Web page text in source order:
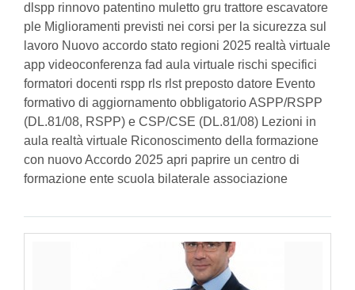
dlspp rinnovo patentino muletto gru trattore escavatore
ple Miglioramenti previsti nei corsi per la sicurezza sul
lavoro Nuovo accordo stato regioni 2025 realtà virtuale
app videoconferenza fad aula virtuale rischi specifici
formatori docenti rspp rls rlst preposto datore Evento
formativo di aggiornamento obbligatorio ASPP/RSPP
(DL.81/08, RSPP) e CSP/CSE (DL.81/08) Lezioni in
aula realtà virtuale Riconoscimento della formazione
con nuovo Accordo 2025 apri paprire un centro di
formazione ente scuola bilaterale associazione